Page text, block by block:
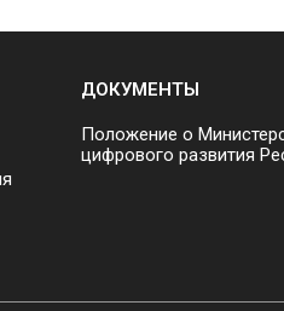
ДОКУМЕНТЫ
Положение о
цифрового развития